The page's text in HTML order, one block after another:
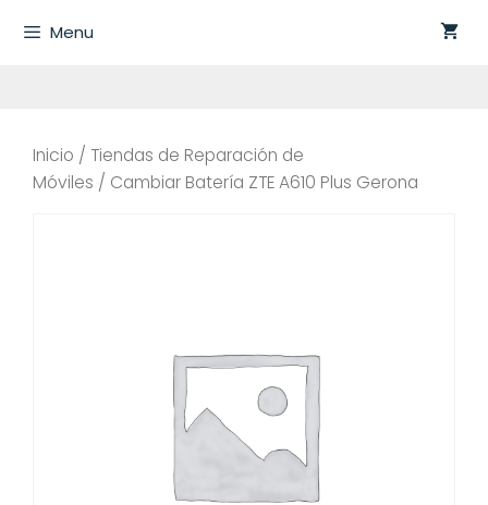
Menu
Inicio / Tiendas de Reparación de
Móviles / Cambiar Batería ZTE A610 Plus Gerona